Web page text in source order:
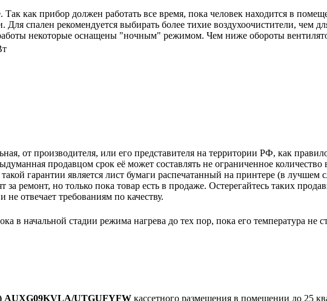
как прибор должен работать все время, пока человек находится в
спален рекомендуется выбирать более тихие воздухоочистители, чем
некоторые оснащены "ночным" режимом. Чем ниже обороты
от производителя, или его представителя на территории РФ, как
продавцом срок её может составлять не ограниченное
гарантии является лист бумаги распечатанный на принтере (в лучшем
за ремонт, но только пока товар есть в продаже. Остерегайтесь таких
отвечает требованиям по качеству.
в начальной стадии режима нагрева до тех пор, пока его температура не
AUXG09KVLA/UTGUFYFW кассетного размещения в помещении до 25